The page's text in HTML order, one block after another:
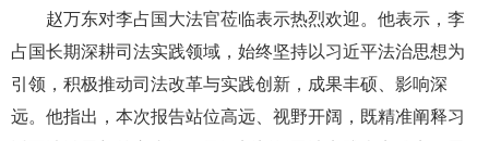
赵万东对李占国大法官莅临表示热烈欢迎。他表示，李
占国长期深耕司法实践领域，始终坚持以习近平法治思想为
引领，积极推动司法改革与实践创新，成果丰硕、影响深
远。他指出，本次报告站位高远、视野开阔，既精准阐释习